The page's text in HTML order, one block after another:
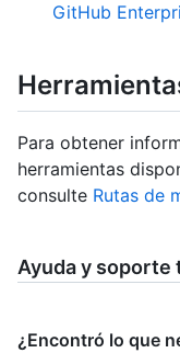
GitHub
Para obtener
herramientas
consulte Rutas de
Ayuda y soporte
¿Encontró lo que